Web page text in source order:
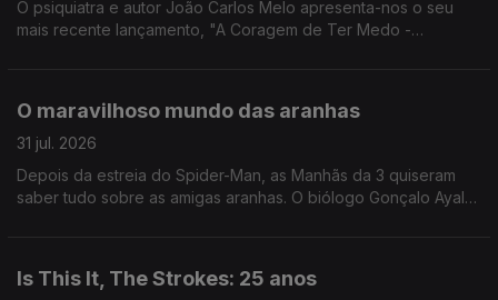
O psiquiatra e autor João Carlos Melo apresenta-nos o seu
mais recente lançamento, "A Coragem de Ter Medo -
O maravilhoso mundo das aranhas
31 jul. 2026
Depois da estreia do Spider-Man, as Manhãs da 3 quiseram
saber tudo sobre as amigas aranhas. O biólogo Gonçalo Ayala
Is This It, The Strokes: 25 anos